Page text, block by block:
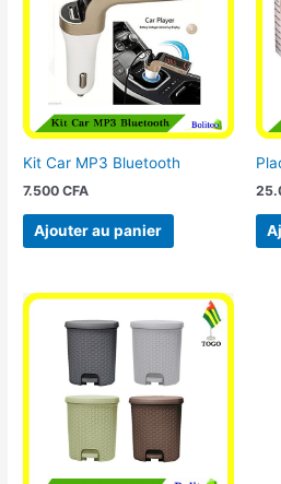
Kit Car MP3 Bluetooth
7.500CFA
Ajouter au panier